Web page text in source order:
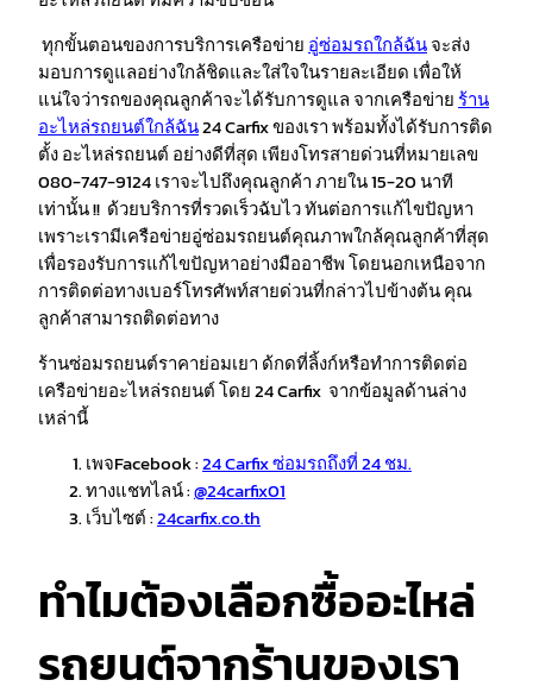
ทุกขั้นตอนของการบริการเครือข่าย อู่ซ่อมรถใกล้ฉันจะส่ง
มอบการดูแลอย่างใกล้ชิดและใส่ใจในรายละเอียด เพื่อให้
แน่ใจว่ารถของคุณลูกค้าจะได้รับการดูแล จากเครือข่าย ร้าน
อะไหล่รถยนต์ใกล้ฉัน24 Carfix ของเรา พร้อมทั้งได้รับการติด
ตั้ง อะไหล่รถยนต์ อย่างดีที่สุด เพียงโทรสายด่วนที่หมายเลข
080-747-9124 เราจะไปถึงคุณลูกค้า ภายใน 15-20 นาที
เท่านั้น !! ด้วยบริการที่รวดเร็วฉับไว ทันต่อการแก้ไขปัญหา
เพราะเรามีเครือข่ายอู่ซ่อมรถยนต์คุณภาพใกล้คุณลูกค้าที่สุด
เพื่อรองรับการแก้ไขปัญหาอย่างมืออาชีพ โดยนอกเหนือจาก
การติดต่อทางเบอร์โทรศัพท์สายด่วนที่กล่าวไปข้างต้น คุณ
ลูกค้าสามารถติดต่อทาง
ร้านซ่อมรถยนต์ราคาย่อมเยา ด้กดที่ลิ้งก์หรือทำการติดต่อ
เครือข่ายอะไหล่รถยนต์ โดย 24 Carfix จากข้อมูลด้านล่าง
เหล่านี้
เพจFacebook :24 Carfix ซ่อมรถถึงที่ 24 ชม.
ทางแชทไลน์ :@24carfix01
เว็บไซต์ :24carfix.co.th
ทำไมต้องเลือกซื้ออะไหล่
รถยนต์จากร้านของเรา